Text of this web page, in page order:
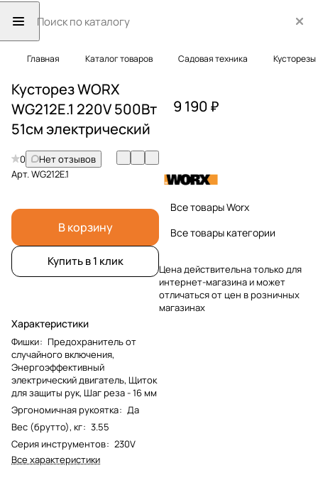
Главная Каталог товаров Садовая техника Кусторезы
Кусторез WORX
WG212E.1 220V 500Вт
51см электрический
0
Нет отзывов
Арт.WG212E.1
В корзину
Купить в 1 клик
Характеристики
Фишки: Предохранитель от
случайного включения,
Энергоэффективный
электрический двигатель, Щиток
для защиты рук, Шаг реза - 16 мм
Эргономичная рукоятка: Да
Вес (брутто), кг: 3.55
Серия инструментов: 230V
Все характеристики
9 190 ₽
Все товары Worx
Все товары категории
Цена действительна только для
интернет-магазина и может
отличаться от цен в розничных
магазинах